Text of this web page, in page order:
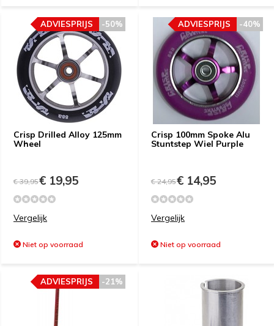
Crisp Drilled Alloy 125mm
Wheel
-50%
ADVIESPRIJS
€ 39,95€ 19,95
Vergelijk
Niet op voorraad
Crisp 100mm Spoke Alu
Stuntstep Wiel Purple
-40%
ADVIESPRIJS
€ 24,95€ 14,95
Vergelijk
Niet op voorraad
-21%
ADVIESPRIJS